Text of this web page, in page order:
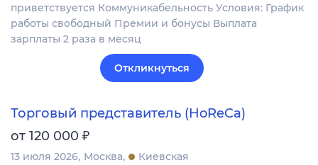
приветствуется Коммуникабельность Условия: График
работы свободный Премии и бонусы Выплата
зарплаты 2 раза в месяц
Откликнуться
Торговый представитель (HoReCa)
от 120 000 ₽
13 июля 2026 Москва Киевская